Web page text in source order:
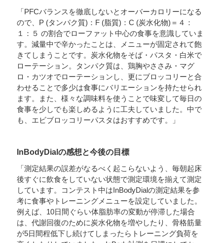
「PFCバランスを徹底しないとオーバーカロリーになる
ので、P (タンパク質)：F (脂質)：C (炭水化物)＝４：
１：５ の割合でローファット中心の食事を意識していま
す。減量中で辛かったことは、メニューが固定されて飽
きてしまうことです。炭水化物をそば・パスタ・白米で
ローテーション。タンパク質は、鶏胸やささみ・マグ
ロ・カツオでローテーションし、更にブロッコリーと合
わせることで多少は食事にバリエーションを持たせられ
ます。また、様々な調味料を使うことで味変して毎日の
食事を少しでも楽しめるように工夫していました。中で
も、エビブロッコリーパスタはおすすめです。」
InBodyDialの感想と今後の目標
「測定結果の誤差がなるべく起こらないよう、毎朝起床
後すぐに飲食をしていない状態で測定環境を揃えて測定
しています。コンテスト中はInBodyDialの測定結果を参
考に食事やトレーニングメニューを設定していました。
例えば、10日間ぐらい体脂肪率の変動が停滞した場合
は、代謝回復のために炭水化物を増やしたり、骨格筋量
が5日間程低下し続けてしまったらトレーニング負荷を